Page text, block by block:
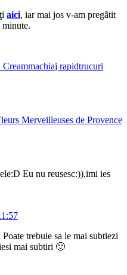
aici, iar mai jos v-am pregãtit
minute.
machiaj rapidtrucuri
Merveilleuses de Provence
Eu nu reusesc:)),imi ies
trebuie sa le mai subtiezi
mai subtiri 🙂